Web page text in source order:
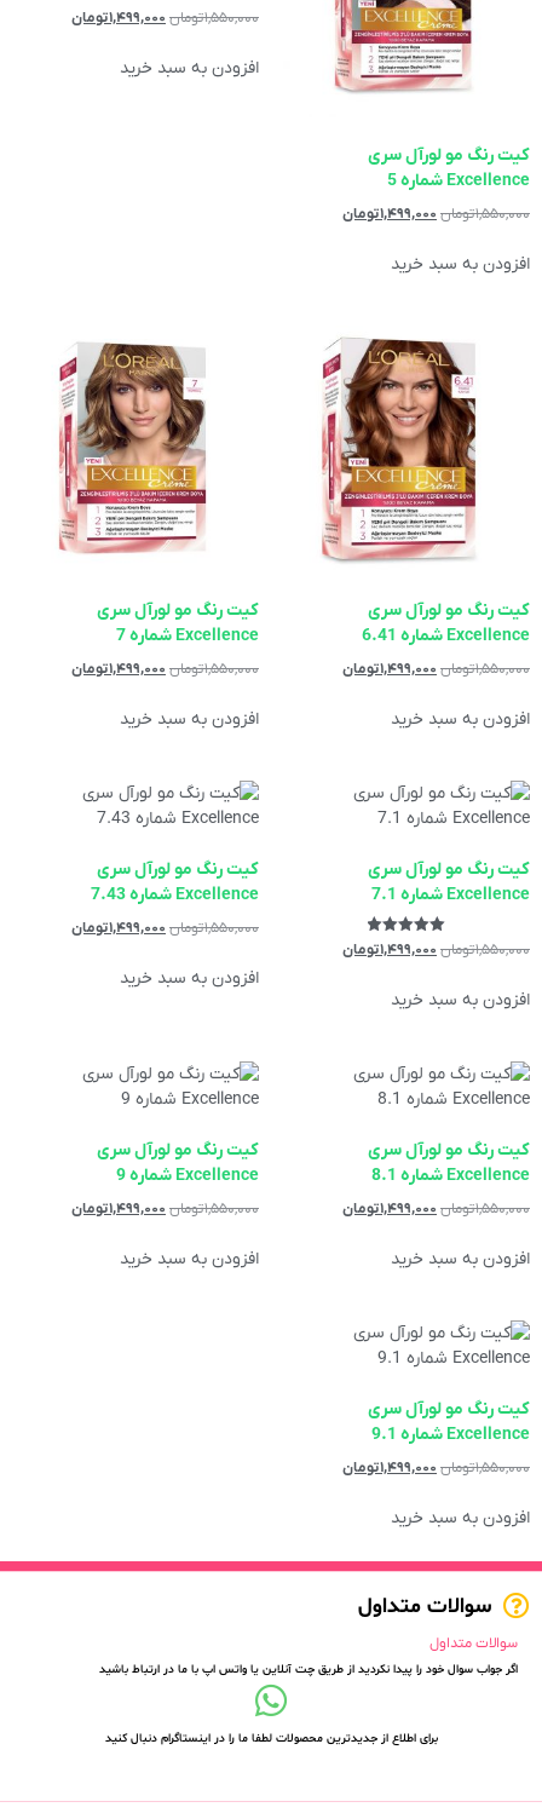
کیت رنگ مو لورآل سری
Excellence شماره 5
۱,۵۵۰,۰۰۰تومان ۱,۴۹۹,۰۰۰تومان
افزودن به سبد خرید
۱,۵۵۰,۰۰۰تومان ۱,۴۹۹,۰۰۰تومان
افزودن به سبد خرید
کیت رنگ مو لورآل سری
Excellence شماره 6.41
۱,۵۵۰,۰۰۰تومان ۱,۴۹۹,۰۰۰تومان
افزودن به سبد خرید
کیت رنگ مو لورآل سری
Excellence شماره 7
۱,۵۵۰,۰۰۰تومان ۱,۴۹۹,۰۰۰تومان
افزودن به سبد خرید
کیت رنگ مو لورآل سری
Excellence شماره 7.1
نمره
5.00
۱,۵۵۰,۰۰۰تومان ۱,۴۹۹,۰۰۰تومان
افزودن به سبد خرید
کیت رنگ مو لورآل سری
Excellence شماره 7.43
۱,۵۵۰,۰۰۰تومان ۱,۴۹۹,۰۰۰تومان
افزودن به سبد خرید
کیت رنگ مو لورآل سری
Excellence شماره 8.1
۱,۵۵۰,۰۰۰تومان ۱,۴۹۹,۰۰۰تومان
افزودن به سبد خرید
کیت رنگ مو لورآل سری
Excellence شماره 9
۱,۵۵۰,۰۰۰تومان ۱,۴۹۹,۰۰۰تومان
افزودن به سبد خرید
کیت رنگ مو لورآل سری
Excellence شماره 9.1
۱,۵۵۰,۰۰۰تومان ۱,۴۹۹,۰۰۰تومان
افزودن به سبد خرید
سوالات متداول
سوالات متداول
اگر جواب سوال خود را پیدا نکردید از طریق چت آنلاین یا واتس اپ با ما در ارتباط باشید
برای اطلاع از جدیدترین محصولات لطفا ما را در اینستاگرام دنبال کنید